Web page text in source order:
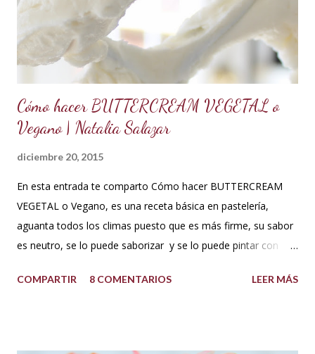
favorito. Se debe conservar en refrigeración y es mejor
utilizarlo cuando está fresco, es decir recién hecho, porque
contiene huevos y mantequilla. Crema d...
Cómo hacer BUTTERCREAM VEGETAL o
Vegano | Natalia Salazar
diciembre 20, 2015
En esta entrada te comparto Cómo hacer BUTTERCREAM
VEGETAL o Vegano, es una receta básica en pastelería,
aguanta todos los climas puesto que es más firme, su sabor
es neutro, se lo puede saborizar y se lo puede pintar con
este cupcakes, pasteles y lo que te guste. INGREDIENTES:
COMPARTIR 8 COMENTARIOS LEER MÁS